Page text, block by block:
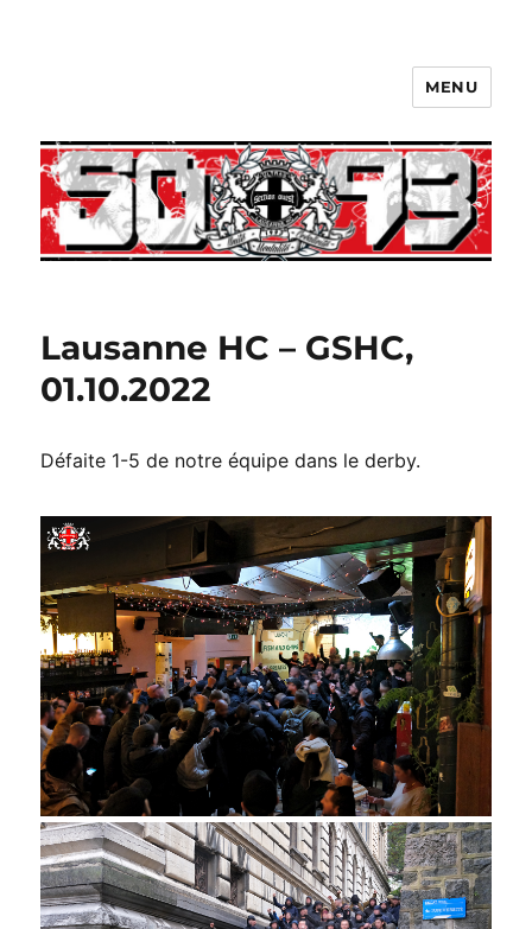
MENU
Lausanne HC – GSHC,
01.10.2022
Défaite 1-5 de notre équipe dans le derby.